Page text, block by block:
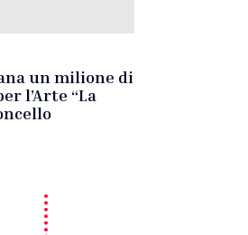
un milione di
l’Arte “La